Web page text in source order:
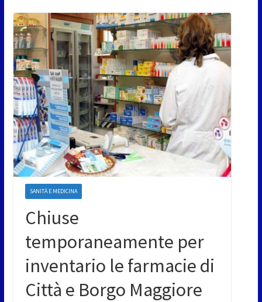
SANITÀ E MEDICINA
Chiuse
temporaneamente per
inventario le farmacie di
Città e Borgo Maggiore